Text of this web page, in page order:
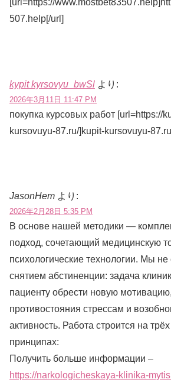
[url=https://
507.help[/url]
kypit kyrsovyu_bwSl より:
2026年3月11日 11:47 PM
покупка курсовых работ [url=https://
kursovuyu-87.ru/]kupit-kursovuyu-
JasonHem より:
2026年2月28日 5:35 PM
В основе нашей методики —
подход, сочетающий медицинскую
психологические технологии. Мы
снятием абстиненции: задача
пациенту обрести новую
противостояния стрессам и
активность. Работа строится на
принципах:
Получить больше информации –
https://narkologicheskaya-klinika-